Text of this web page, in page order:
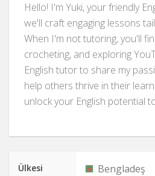
Hello! I'm Yuki, your friendly
we'll craft engaging lessons
When I'm not tutoring, you'll
crocheting, and exploring
English tutor to share my
help others thrive in their
unlock your English potential
Ülkesi Bengladeş